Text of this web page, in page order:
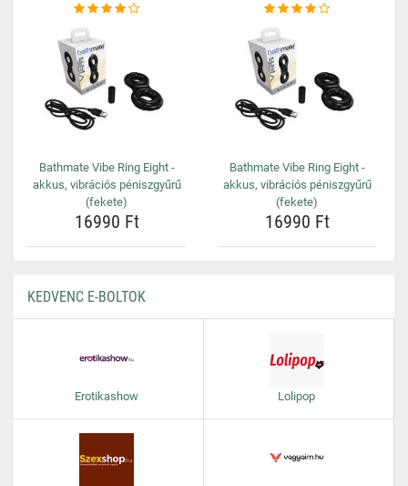
Bathmate Vibe Ring Eight -
akkus, vibrációs péniszgyűrű
(fekete)
16990 Ft
Bathmate Vibe Ring Eight -
akkus, vibrációs péniszgyűrű
(fekete)
16990 Ft
KEDVENC E-BOLTOK
Erotikashow Lolipop